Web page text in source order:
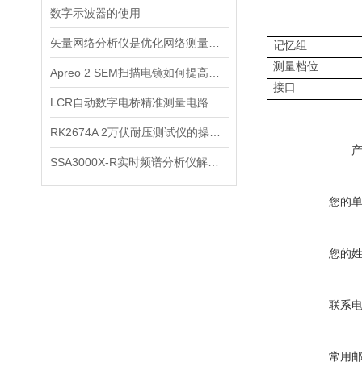
数字示波器的使用
记忆组
测量档位
接口
您的
您的
联系
常用